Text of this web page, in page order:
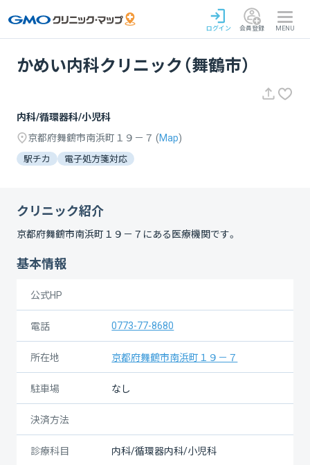
ログイン 会員登録 MENU
かめい内科クリニック（舞鶴市）
内科/循環器科/小児科
京都府舞鶴市南浜町１９－７ (Map)
駅チカ 電子処方箋対応
クリニック紹介
京都府舞鶴市南浜町１９－７ にある医療機関です。
基本情報
公式HP
電話 0773-77-8680
所在地 京都府舞鶴市南浜町１９－７
駐車場 なし
決済方法
診療科目 内科/循環器内科/小児科